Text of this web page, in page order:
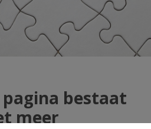
pagina bestaat
meer